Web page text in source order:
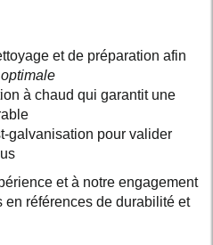
et de préparation afin
à chaud qui garantit une
galvanisation pour valider
et à notre engagement
en références de durabilité et